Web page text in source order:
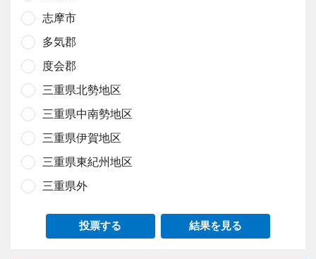
志摩市
多気郡
度会郡
三重県北勢地区
三重県中南勢地区
三重県伊賀地区
三重県東紀州地区
三重県外
投票する 結果を見る